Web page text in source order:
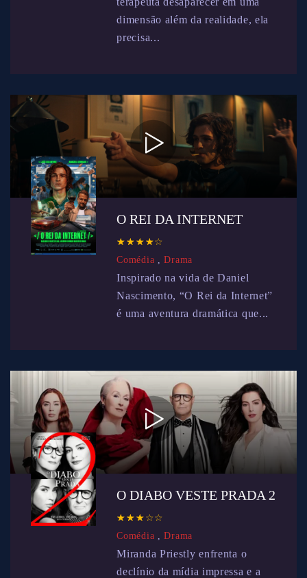
dimensão além da realidade, ela
precisa...
O REI DA INTERNET
☆ ☆ ☆ ☆☆
★ ★ ★ ★★
Comédia ,Drama
Inspirado na vida de Daniel
Nascimento, “O Rei da Internet”
é uma aventura dramática que...
O DIABO VESTE PRADA 2
☆ ☆ ☆ ☆☆
★ ★ ★ ★★
Comédia ,Drama
Miranda Priestly enfrenta o
declínio da mídia impressa e a